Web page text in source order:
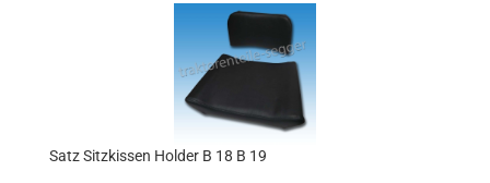
Satz Sitzkissen Holder B 18 B 19